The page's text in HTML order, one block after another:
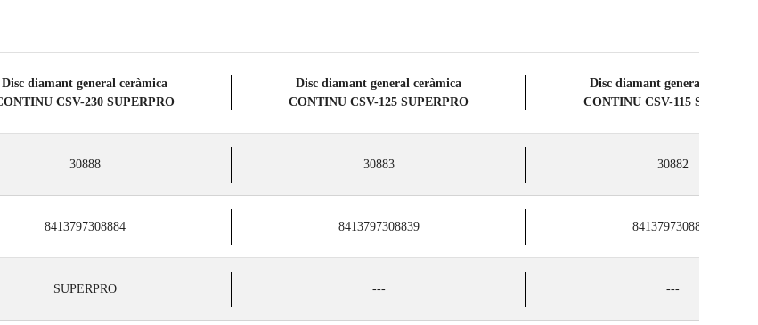
Disc diamant general ceràmica
CSV-230 SUPERPRO
Disc diamant general ceràmica
CONTINU CSV-125 SUPERPRO
Disc diamant general ceràmica
CONTINU CSV-115
30888 30883 30882
8413797308884 8413797308839 8413797308822
SUPERPRO --- ---